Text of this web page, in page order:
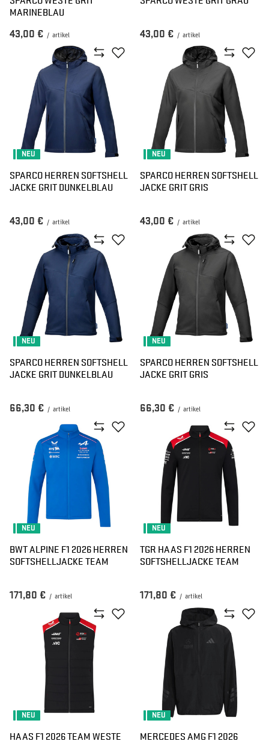
MARINEBLAU
43,00 € / artikel 43,00 € / artikel
NEU
SPARCO HERREN SOFTSHELL
JACKE GRIT DUNKELBLAU
43,00 € / artikel
NEU
SPARCO HERREN SOFTSHELL
JACKE GRIT GRIS
43,00 € / artikel
NEU
SPARCO HERREN SOFTSHELL
JACKE GRIT DUNKELBLAU
66,30 € / artikel
NEU
SPARCO HERREN SOFTSHELL
JACKE GRIT GRIS
66,30 € / artikel
NEU
BWT ALPINE F1 2026 HERREN
SOFTSHELLJACKE TEAM
171,80 € / artikel
NEU
TGR HAAS F1 2026 HERREN
SOFTSHELLJACKE TEAM
171,80 € / artikel
NEU
HAAS F1 2026 TEAM WESTE
NEU
MERCEDES AMG F1 2026